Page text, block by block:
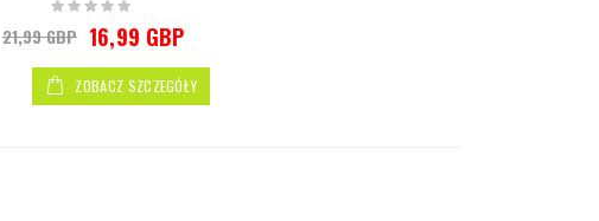
0%
16,99 GBP
21,99 GBP
ZOBACZ SZCZEGÓŁY